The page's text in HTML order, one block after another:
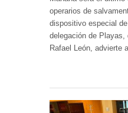
operarios de
dispositivo especial
delegación de Playas,
Rafael León, advierte